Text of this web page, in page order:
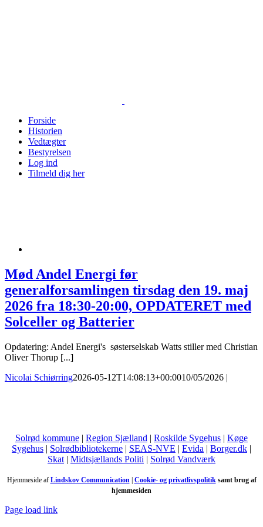
Forside
Historien
Vedtægter
Bestyrelsen
Log ind
Tilmeld dig her
Mød Andel Energi før
generalforsamlingen tirsdag den 19. maj
2026 fra 18:30-20:00, OPDATERET med
Solceller og Batterier
Opdatering: Andel Energi's søsterselskab Watts stiller med Christian
Oliver Thorup [...]
Nicolai Schiørring2026-05-12T14:08:13+00:0010/05/2026 |
Solrød kommune | Region Sjælland | Roskilde Sygehus | Køge
Sygehus | Solrødbibliotekerne | SEAS-NVE | Evida | Borger.dk |
Skat | Midtsjællands Politi | Solrød Vandværk
Hjemmeside af Lindskov Communication| Cookie- og privatlivspolitiksamt brug af
hjemmesiden
Page load link